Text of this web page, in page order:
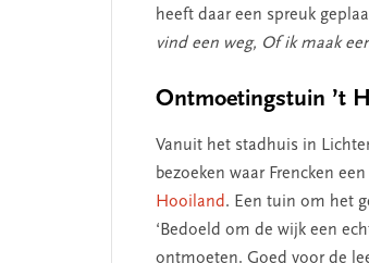
heeft daar een spreuk
vind een weg, Of ik maak
Ontmoetingstuin ’t
Vanuit het stadhuis in
bezoeken waar Frencken
Hooiland. Een tuin om het
‘Bedoeld om de wijk een
ontmoeten. Goed voor de